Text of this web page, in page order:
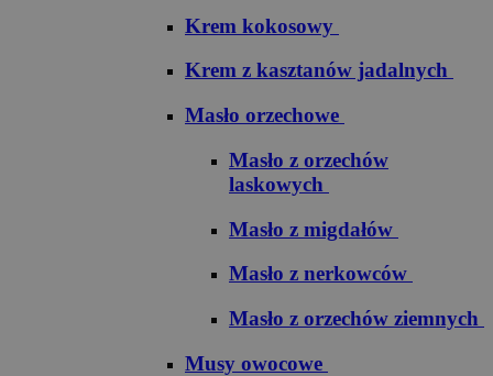
Krem kokosowy
Krem z kasztanów jadalnych
Masło orzechowe
Masło z orzechów
laskowych
Masło z migdałów
Masło z nerkowców
Masło z orzechów ziemnych
Musy owocowe